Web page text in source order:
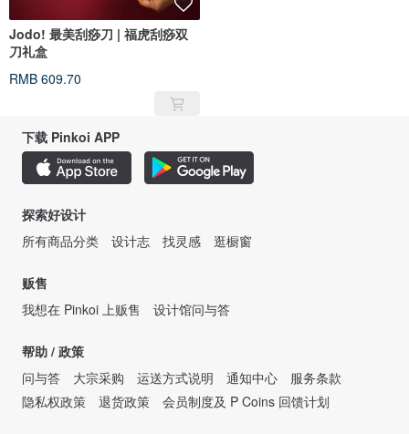
Jodo! 最美刮痧刀 | 福虎刮痧双
刀礼盒
RMB 609.70
下载 Pinkoi APP
探索好设计
所有商品分类
设计志 找灵感 逛橱窗
贩售
我想在 Pinkoi 上贩售
设计馆问与答
帮助 / 政策
问与答
大宗采购 运送方式说明 通知中心
服务条款
隐私权政策
退货政策 会员制度及 P Coins 回馈计划